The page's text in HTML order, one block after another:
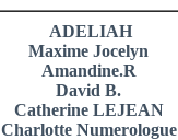
ADELIAH
Maxime Jocelyn
Amandine.R
David B.
Catherine LEJEAN
Charlotte Numerologue